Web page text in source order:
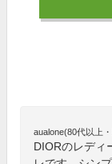
aualone(80代以上
DIORのレディ